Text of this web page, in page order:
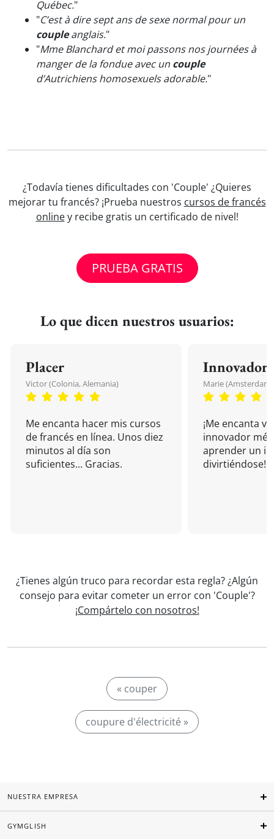
Québec."
"C’est à dire sept ans de sexe normal pour un
coupleanglais."
"Mme Blanchard et moi passons nos journées à
manger de la fondue avec un couple
d’Autrichiens homosexuels adorable."
¿Todavía tienes dificultades con 'Couple' ¿Quieres
mejorar tu francés? ¡Prueba nuestros cursos de francés
onliney recibe gratis un certificado de nivel!
PRUEBA GRATIS
Lo que dicen nuestros usuarios:
Placer
Victor (Colonia, Alemania)
Me encanta hacer mis cursos
de francés en línea. Unos diez
minutos al día son
suficientes... Gracias.
Innovador
Marie (Amsterdam,
¡Me encanta
innovador
aprender un
divirtiéndose!
¿Tienes algún truco para recordar esta regla? ¿Algún
consejo para evitar cometer un error con 'Couple'?
¡Compártelo con nosotros!
« couper
coupure d'électricité »
NUESTRA EMPRESA
GYMGLISH